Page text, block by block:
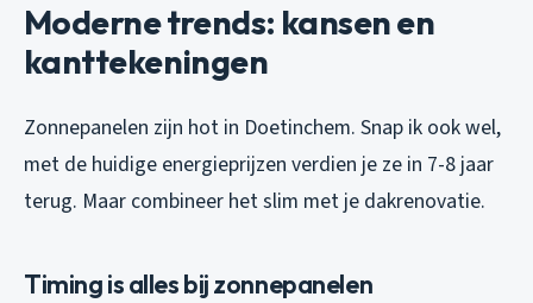
Moderne trends: kansen en
kanttekeningen
Zonnepanelen zijn hot in Doetinchem. Snap ik ook wel,
met de huidige energieprijzen verdien je ze in 7-8 jaar
terug. Maar combineer het slim met je dakrenovatie.
Timing is alles bij zonnepanelen